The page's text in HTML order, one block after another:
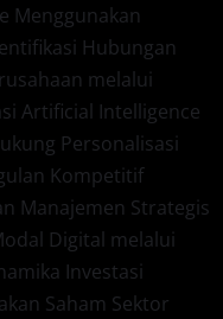
Menggunakan
Hubungan
melalui
Artificial Intelligence
Personalisasi
Kompetitif
Manajemen Strategis
Digital melalui
Investasi
Saham Sektor